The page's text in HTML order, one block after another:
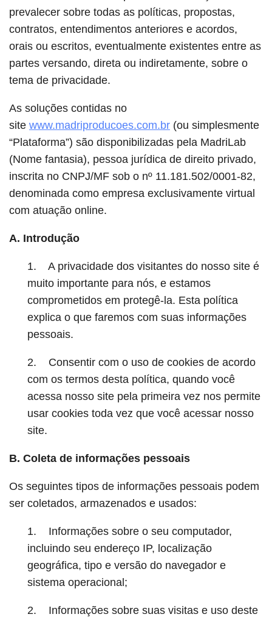
prevalecer sobre todas as políticas, propostas,
contratos, entendimentos anteriores e acordos,
orais ou escritos, eventualmente existentes entre as
partes versando, direta ou indiretamente, sobre o
tema de privacidade.
As soluções contidas no
site www.madriproducoes.com.br (ou simplesmente
“Plataforma”) são disponibilizadas pela MadriLab
(Nome fantasia), pessoa jurídica de direito privado,
inscrita no CNPJ/MF sob o nº 11.181.502/0001-82,
denominada como empresa exclusivamente virtual
com atuação online.
A. Introdução
1. A privacidade dos visitantes do nosso site é
muito importante para nós, e estamos
comprometidos em protegê-la. Esta política
explica o que faremos com suas informações
pessoais.
2. Consentir com o uso de cookies de acordo
com os termos desta política, quando você
acessa nosso site pela primeira vez nos permite
usar cookies toda vez que você acessar nosso
site.
B. Coleta de informações pessoais
Os seguintes tipos de informações pessoais podem
ser coletados, armazenados e usados:
1. Informações sobre o seu computador,
incluindo seu endereço IP, localização
geográfica, tipo e versão do navegador e
sistema operacional;
2. Informações sobre suas visitas e uso deste